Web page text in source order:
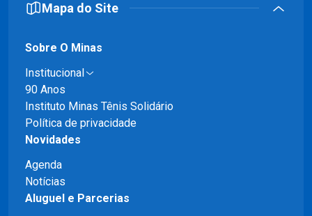
Mapa do Site
Sobre O Minas
Institucional
90 Anos
Instituto Minas Tênis Solidário
Política de privacidade
Novidades
Agenda
Notícias
Aluguel e Parcerias